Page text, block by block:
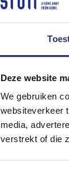
Deze website
We gebruiken
websiteverkeer
media,
verstrekt of die
270°
De
stedelijke
Stoit
een
gewoon